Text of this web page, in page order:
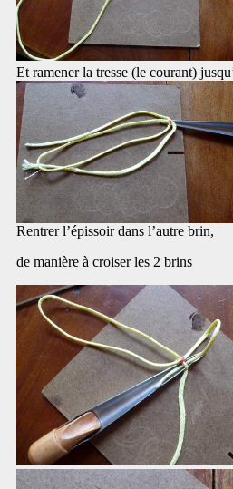
Et ramener la tresse (le courant)
Rentrer l’épissoir dans l’autre brin,
de manière à croiser les 2 brins